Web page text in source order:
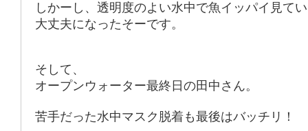
しかーし、透明度のよい水中で魚イッパイ見て
大丈夫になったそーです。
そして、
オープンウォーター最終日の田中さん。
苦手だった水中マスク脱着も最後はバッチリ！